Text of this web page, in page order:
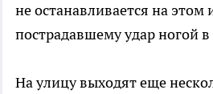
не останавливается на этом
пострадавшему удар ногой в
На улицу выходят еще